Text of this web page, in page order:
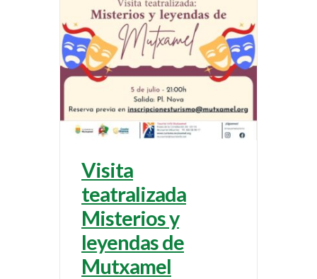
Visita
teatralizada
Misterios y
leyendas de
Mutxamel